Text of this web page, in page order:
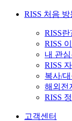
RISS 처음
RISS란
RISS
내 관
RISS
복사/
해외전
RISS
고객센터